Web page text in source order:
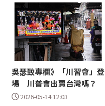
吳瑟致專欄》「川習會」登
場 川普會出賣台灣嗎？
2026-05-14 12:03